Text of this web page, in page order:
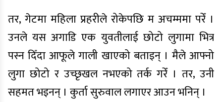
तर, गेटमा महिला प्रहरीले रोकेपछि म अचम्ममा परेँ ।
उनले यस अगाडि एक युवतीलाई छोटो लुगामा भित्र
पस्न दिँदा आफूले गाली खाएको बताइन् । मैले आफ्नो
लुगा छोटो र उच्छृखल नभएको तर्क गरेँ । तर, उनी
सहमत भइनन् । कुर्ता सुरुवाल लगाएर आउन भनिन् ।